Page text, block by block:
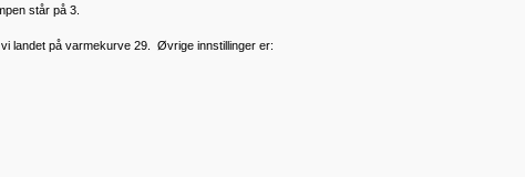
står på 3.
landet på varmekurve 29. Øvrige innstillinger er: